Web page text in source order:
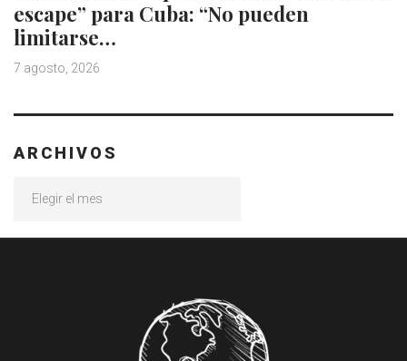
escape” para Cuba: “No pueden
limitarse…
7 agosto, 2026
ARCHIVOS